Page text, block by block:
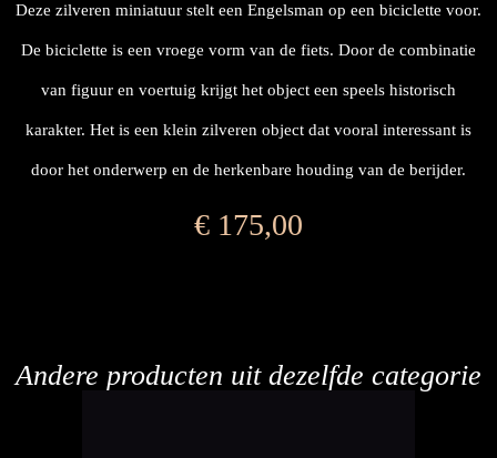
Deze zilveren miniatuur stelt een Engelsman op een biciclette voor.
De biciclette is een vroege vorm van de fiets. Door de combinatie
van figuur en voertuig krijgt het object een speels historisch
karakter. Het is een klein zilveren object dat vooral interessant is
door het onderwerp en de herkenbare houding van de berijder.
€ 175,00
Andere producten uit dezelfde categorie